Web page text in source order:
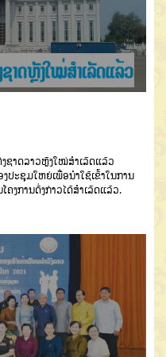
ຊາດລາວຫຼັງໃໝ່ສຳເລັດແລ້ວ
ງປະຊຸມໃຫຍ່ເພື່ອນຳໃຊ້ເຂົ້າໃນການ
ຄງການດັ່ງກ່າວໄດ້ສຳເລັດແລ້ວ.